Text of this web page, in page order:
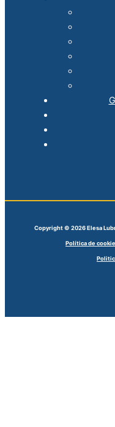
Copyright © 2026 Elesa
Política de